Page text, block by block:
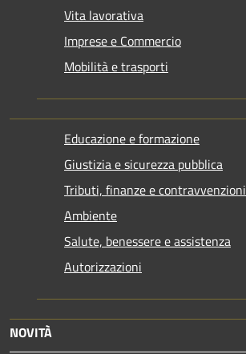
Vita lavorativa
Imprese e Commercio
Mobilità e trasporti
Educazione e formazione
Giustizia e sicurezza pubblica
Tributi, finanze e contravvenzioni
Ambiente
Salute, benessere e assistenza
Autorizzazioni
NOVITÀ